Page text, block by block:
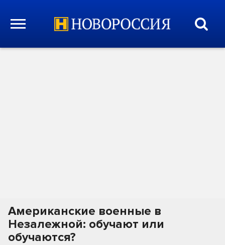
Американские военные в
Незалежной: обучают или
обучаются?